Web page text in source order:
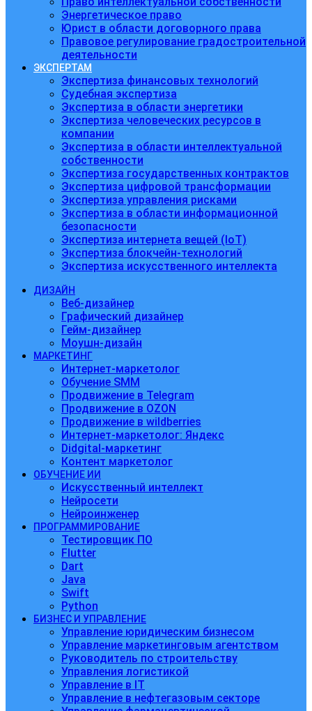
Энергетическое право
Юрист в области договорного права
Правовое регулирование градостроительной
деятельности
ЭКСПЕРТАМ
Экспертиза финансовых технологий
Судебная экспертиза
Экспертиза в области энергетики
Экспертиза человеческих ресурсов в
компании
Экспертиза в области интеллектуальной
собственности
Экспертиза государственных контрактов
Экспертиза цифровой трансформации
Экспертиза управления рисками
Экспертиза в области информационной
безопасности
Экспертиза интернета вещей (IoT)
Экспертиза блокчейн-технологий
Экспертиза искусственного интеллекта
ДИЗАЙН
Веб-дизайнер
Графический дизайнер
Гейм-дизайнер
Моушн-дизайн
МАРКЕТИНГ
Интернет-маркетолог
Обучение SMM
Продвижение в Telegram
Продвижение в OZON
Продвижение в wildberries
Интернет-маркетолог: Яндекс
Didgital-маркетинг
Контент маркетолог
ОБУЧЕНИЕ ИИ
Искусственный интеллект
Нейросети
Нейроинженер
ПРОГРАММИРОВАНИЕ
Тестировщик ПО
Flutter
Dart
Java
Swift
Python
БИЗНЕС И УПРАВЛЕНИЕ
Управление юридическим бизнесом
Управление маркетинговым агентством
Руководитель по строительству
Управления логистикой
Управление в IT
Управление в нефтегазовым секторе